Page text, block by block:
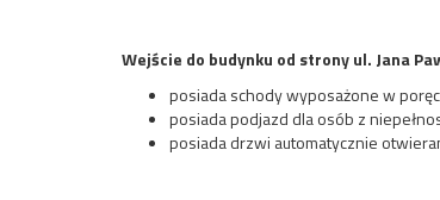
Wejście do budynku od strony ul. Jana
posiada schody wyposażone w
posiada podjazd dla osób z
posiada drzwi automatycznie